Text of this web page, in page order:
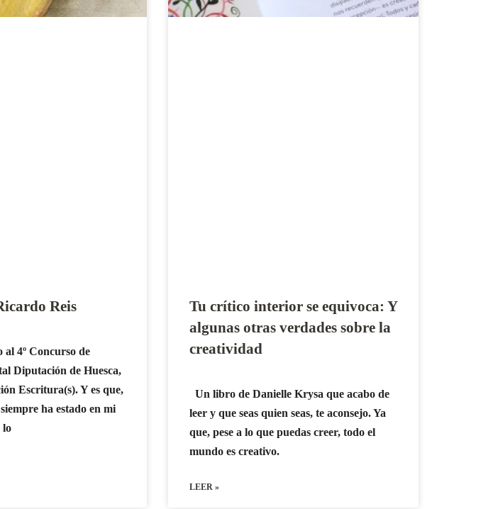
Reis
al 4º Concurso de
Diputación de Huesca,
Escritura(s). Y es que,
ha estado en mi
lo
Tu crítico interior se equivoca: Y
algunas otras verdades sobre la
creatividad
Un libro de Danielle Krysa que acabo de
leer y que seas quien seas, te aconsejo. Ya
que, pese a lo que puedas creer, todo el
mundo es creativo.
LEER »